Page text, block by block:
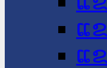
ແ
ແ